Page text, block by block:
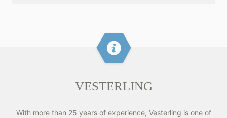
VESTERLING
With more than 25 years of experience, Vesterling is one of